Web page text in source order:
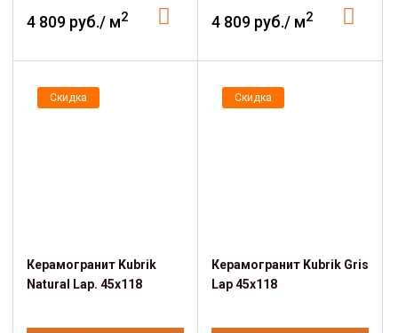
4 809 руб./ м2 4 809 руб./ м2
Скидка
Керамогранит Kubrik
Natural Lap. 45x118
Скидка
Керамогранит Kubrik Gris
Lap 45x118